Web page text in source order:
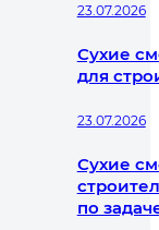
23.07.2026
Сухие
для
23.07.2026
Сухие
по